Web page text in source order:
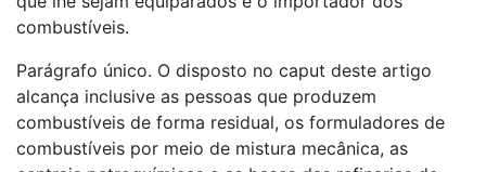
combustíveis.
Parágrafo único. O disposto no caput deste artigo
alcança inclusive as pessoas que produzem
combustíveis de forma residual, os formuladores de
combustíveis por meio de mistura mecânica, as